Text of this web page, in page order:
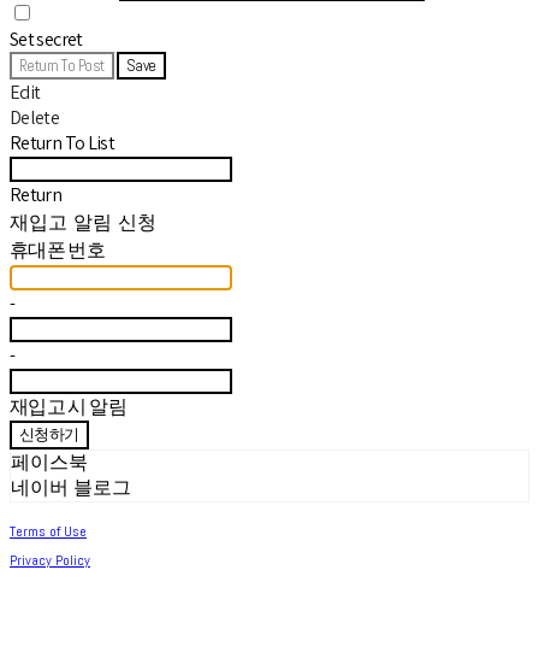
Set secret
Return To Post Save
Edit
Delete
Return To List
Return
재입고 알림 신청
휴대폰 번호
-
-
재입고 시 알림
신청하기
페이스북
네이버 블로그
Terms of Use
Privacy Policy